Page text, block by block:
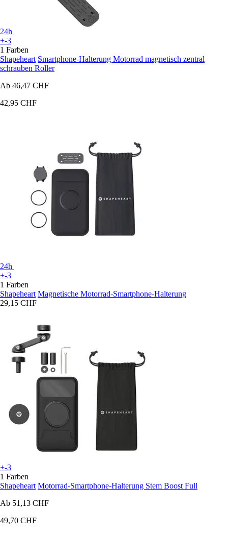
24h
+-3
1 Farben
Shapeheart Smartphone-Halterung Motorrad magnetisch zentral
schrauben Roller
Ab 46,47 CHF
42,95 CHF
24h
+-3
1 Farben
Shapeheart Magnetische Motorrad-Smartphone-Halterung
29,15 CHF
+-3
1 Farben
Shapeheart Motorrad-Smartphone-Halterung Stem Boost Full
Ab 51,13 CHF
49,70 CHF